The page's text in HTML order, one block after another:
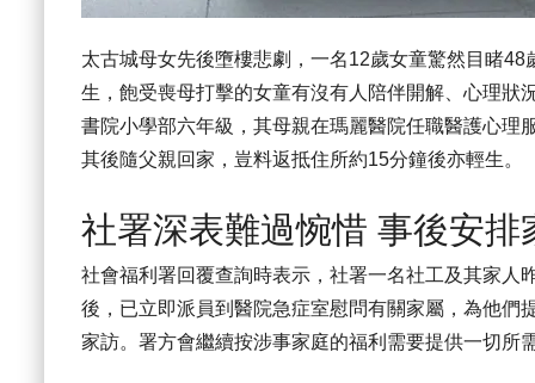
太古城母女先後墮樓悲劇，一名12歲女童驚然目睹
生，飽受喪母打擊的女童有沒有人陪伴開解、心理狀
書院小學部六年級，其母親在瑪麗醫院任職醫護心理
其後隨父親回家，豈料返抵住所約15分鐘後亦輕生。
社署深表難過惋惜 事後安排
社會福利署回覆查詢時表示，社署一名社工及其家人
後，已立即派員到醫院急症室慰問有關家屬，為他們
家訪。署方會繼續按涉事家庭的福利需要提供一切所